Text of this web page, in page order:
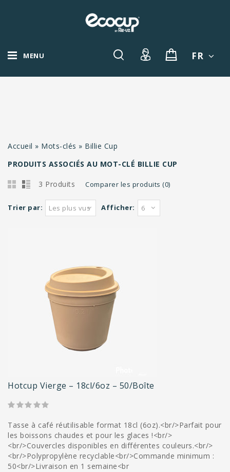
MENU FR
Accueil » Mots-clés » Billie Cup
PRODUITS ASSOCIÉS AU MOT-CLÉ BILLIE CUP
3 Produits Comparer les produits (0)
Trier par: Les plus vus Afficher: 6
Hotcup Vierge – 18cl/6oz – 50/boîte
Tasse à café réutilisable format 18cl (6oz).<br/>Parfait pour
les boissons chaudes et pour les glaces !<br/>
<br/>Couvercles disponibles en différentes couleurs.<br/>
<br/>Polypropylène recyclable<br/>Commande minimum :
50<br/>Livraison en 1 semaine<br